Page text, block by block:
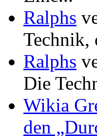
Ralphs
Technik,
Ralphs
Die
Wikia
den